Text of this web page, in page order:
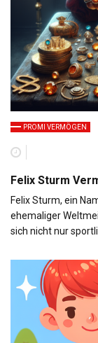
PROMI VERMÖGEN
Felix Sturm
Felix Sturm, ein
ehemaliger
sich nicht nur